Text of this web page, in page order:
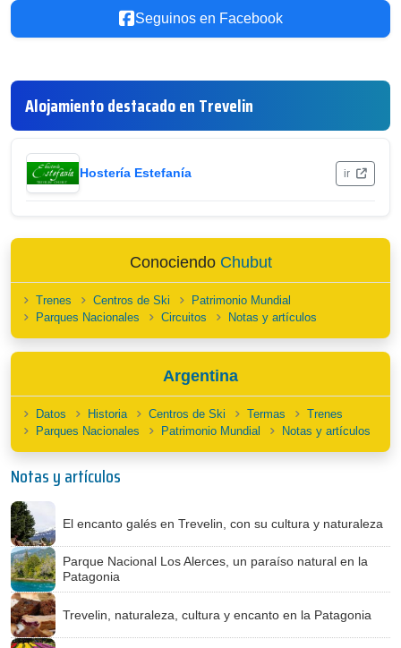
Seguinos en Facebook
Alojamiento destacado en Trevelin
Hostería Estefanía ir
Conociendo Chubut
Trenes Centros de Ski
Patrimonio Mundial
Parques Nacionales
Circuitos Notas y artículos
Argentina
Datos Historia Centros de Ski Termas
Trenes
Parques Nacionales
Patrimonio Mundial Notas y artículos
Notas y artículos
El encanto galés en Trevelin, con su cultura y naturaleza
Parque Nacional Los Alerces, un paraíso natural en la
Patagonia
Trevelin, naturaleza, cultura y encanto en la Patagonia